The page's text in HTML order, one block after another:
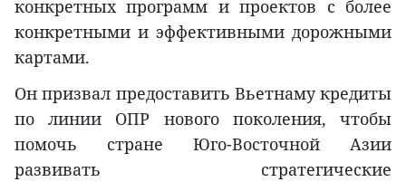
конкретных программ и проектов с более
конкретными и эффективными дорожными
картами.
Он призвал предоставить Вьетнаму кредиты
по линии ОПР нового поколения, чтобы
помочь стране Юго-Восточной Азии
развивать стратегические